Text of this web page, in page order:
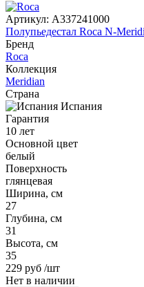
Артикул: A337241000
Полупьедестал Roca N-
Бренд
Roca
Коллекция
Meridian
Страна
Испания
Гарантия
10 лет
Основной цвет
белый
Поверхность
глянцевая
Ширина, см
27
Глубина, см
31
Высота, см
35
229 руб /шт
Нет в наличии